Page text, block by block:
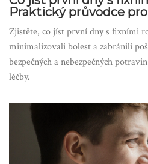
Praktický průvodce
Zjistěte, co jíst první dny s fixními
minimalizovali bolest a zabránili
bezpečných a nebezpečných
léčby.